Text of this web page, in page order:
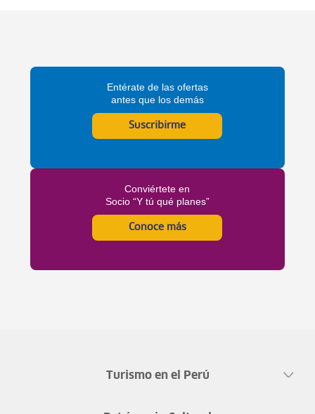
Entérate de las ofertas
antes que los demás
Suscribirme
Conviértete en
Socio “Y tú qué planes”
Conoce más
Turismo en el Perú